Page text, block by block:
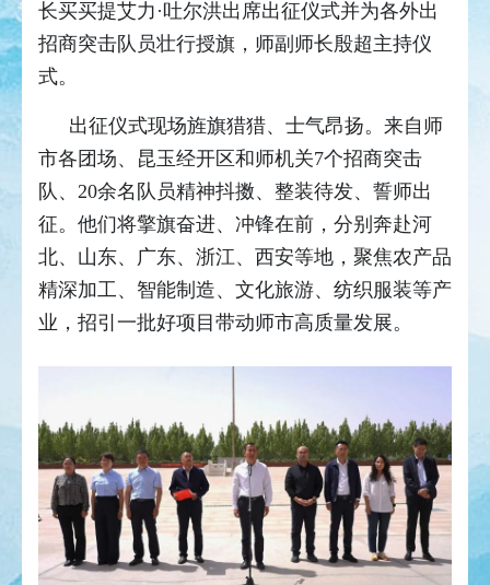
长买买提艾力·吐尔洪出席出征仪式并为各外出
招商突击队员壮行授旗，师副师长殷超主持仪
式。
出征仪式现场旌旗猎猎、士气昂扬。来自师
市各团场、昆玉经开区和师机关7个招商突击
队、20余名队员精神抖擞、整装待发、誓师出
征。他们将擎旗奋进、冲锋在前，分别奔赴河
北、山东、广东、浙江、西安等地，聚焦农产品
精深加工、智能制造、文化旅游、纺织服装等产
业，招引一批好项目带动师市高质量发展。